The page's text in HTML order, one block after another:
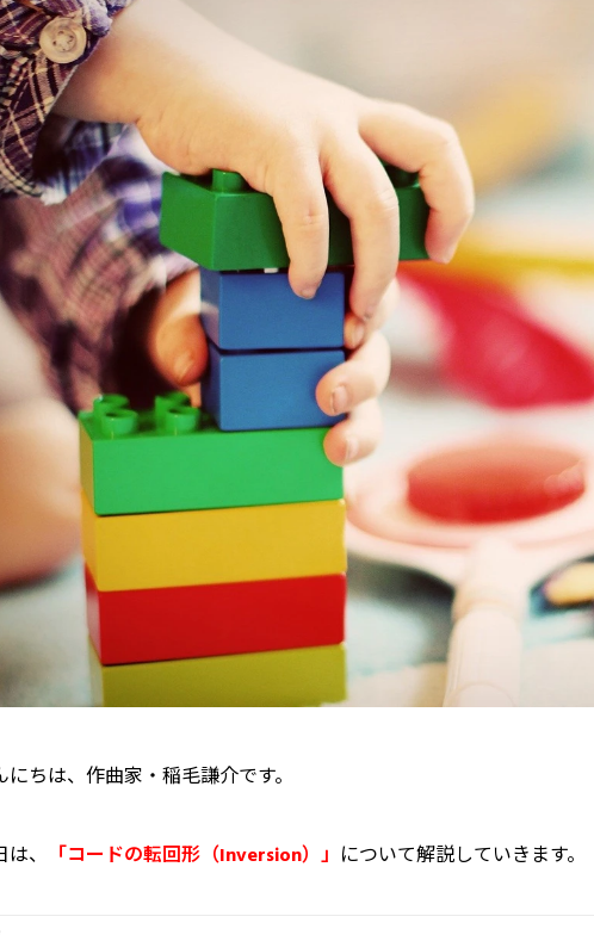
にちは、作曲家・稲毛謙介です。
、 「コードの転回形（Inversion）」 について解説していきます。